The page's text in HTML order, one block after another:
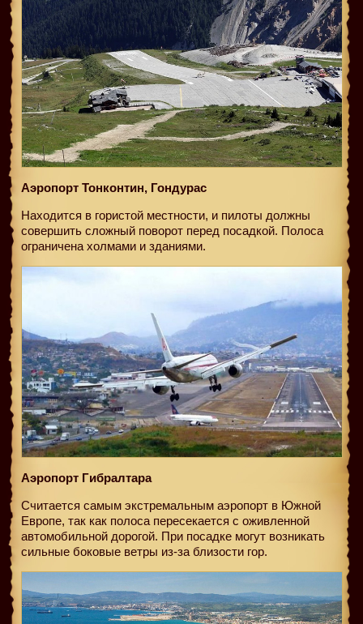
Аэропорт Тонконтин, Гондурас
Находится в гористой местности, и пилоты должны
совершить сложный поворот перед посадкой. Полоса
ограничена холмами и зданиями.
Аэропорт Гибралтара
Считается самым экстремальным аэропорт в Южной
Европе, так как полоса пересекается с оживленной
автомобильной дорогой. При посадке могут возникать
сильные боковые ветры из-за близости гор.